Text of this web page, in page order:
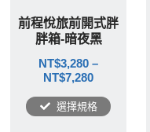
前程悅旅前開式胖
胖箱-暗夜黑
NT$3,280 –
NT$7,280
選擇規格